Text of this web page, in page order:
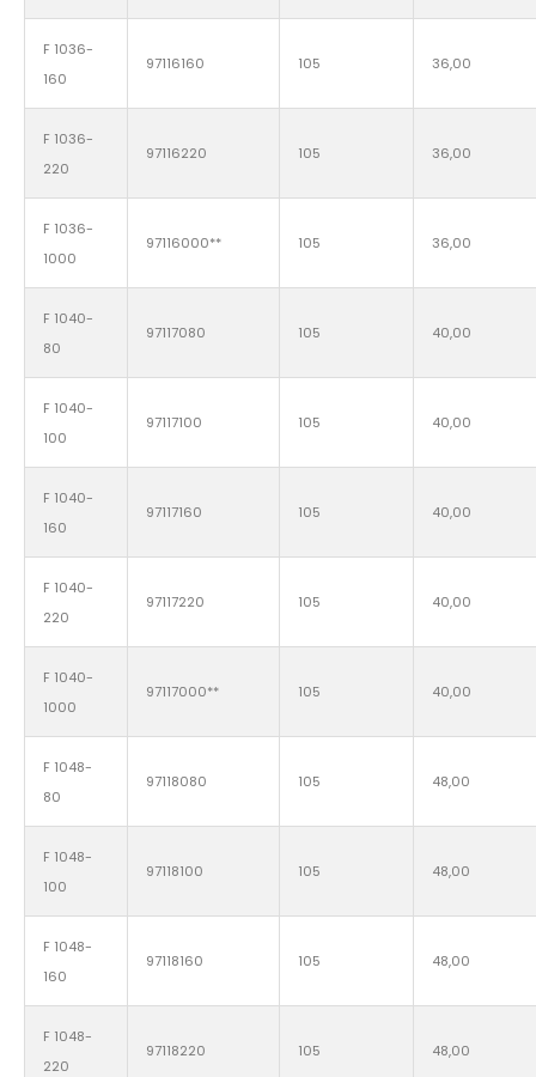
F 1036-
160
97116160 105 36,00
F 1036-
220
97116220 105 36,00
F 1036-
1000
97116000** 105 36,00
F 1040-
80
97117080 105 40,00
F 1040-
100
97117100 105 40,00
F 1040-
160
97117160 105 40,00
F 1040-
220
97117220 105 40,00
F 1040-
1000
97117000** 105 40,00
F 1048-
80
97118080 105 48,00
F 1048-
100
97118100 105 48,00
F 1048-
160
97118160 105 48,00
F 1048-
220
97118220 105 48,00